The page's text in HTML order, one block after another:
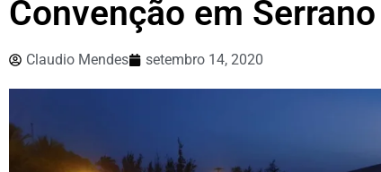
Convenção em
Claudio Mendes setembro 14, 2020